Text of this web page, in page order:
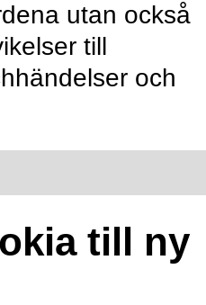
utan också
till
och
till ny